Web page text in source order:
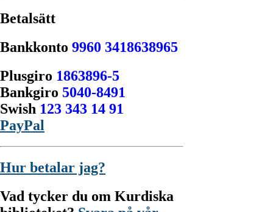
Betalsätt
Bankkonto 9960 3418638965
Plusgiro 1863896-5
Bankgiro 5040-8491
Swish 123 343 14 91
PayPal
Hur betalar jag?
Vad tycker du om Kurdiska